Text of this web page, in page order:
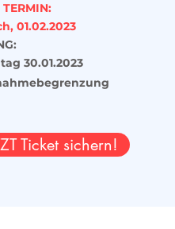
TERMIN:
01.02.2023
30.01.2023
Ticket sichern!